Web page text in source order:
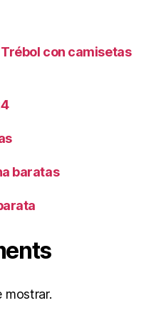
con camisetas
baratas
mostrar.